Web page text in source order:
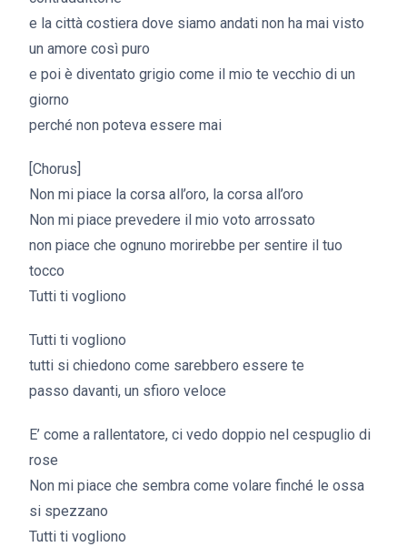
e la città costiera dove siamo andati non ha mai visto
un amore così puro
e poi è diventato grigio come il mio te vecchio di un
giorno
perché non poteva essere mai
[Chorus]
Non mi piace la corsa all’oro, la corsa all’oro
Non mi piace prevedere il mio voto arrossato
non piace che ognuno morirebbe per sentire il tuo
tocco
Tutti ti vogliono
Tutti ti vogliono
tutti si chiedono come sarebbero essere te
passo davanti, un sfioro veloce
E’ come a rallentatore, ci vedo doppio nel cespuglio di
rose
Non mi piace che sembra come volare finché le ossa
si spezzano
Tutti ti vogliono